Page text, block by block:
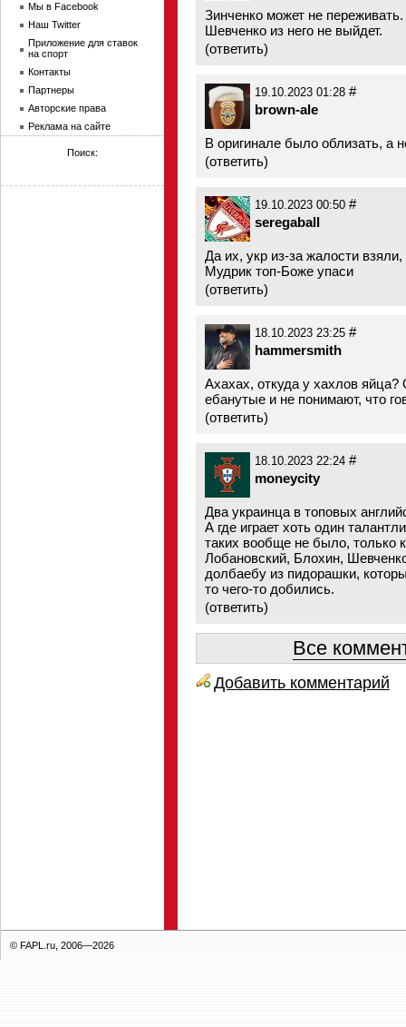
Зинченко может не переживать.
Шевченко из него не выйдет.
(ответить)
19.10.2023 01:28 #
brown-ale
В оригинале было облизать, а
(ответить)
19.10.2023 00:50 #
seregaball
Да их, укр из-за жалости
Мудрик топ-Боже упаси
(ответить)
18.10.2023 23:25 #
hammersmith
Ахахах, откуда у хахлов яйца?
ебанутые и не понимают, что
(ответить)
18.10.2023 22:24 #
moneycity
Два украинца в топовых
А где играет хоть один
таких вообще не было, только
Лобановский, Блохин,
долбаeбу из пидорашки,
то чего-то добились.
(ответить)
Все
Добавить комментарий
Мы в Facebook
Наш Twitter
Приложение для ставок
на спорт
Контакты
Партнеры
Авторские права
Реклама на сайте
Поиск:
© FAPL.ru, 2006—2026